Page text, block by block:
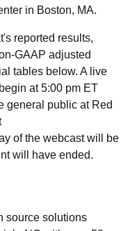
in Boston, MA.
reported results,
GAAP adjusted
tables below. A live
at 5:00 pm ET
general public at Red
of the webcast will be
will have ended.
source solutions